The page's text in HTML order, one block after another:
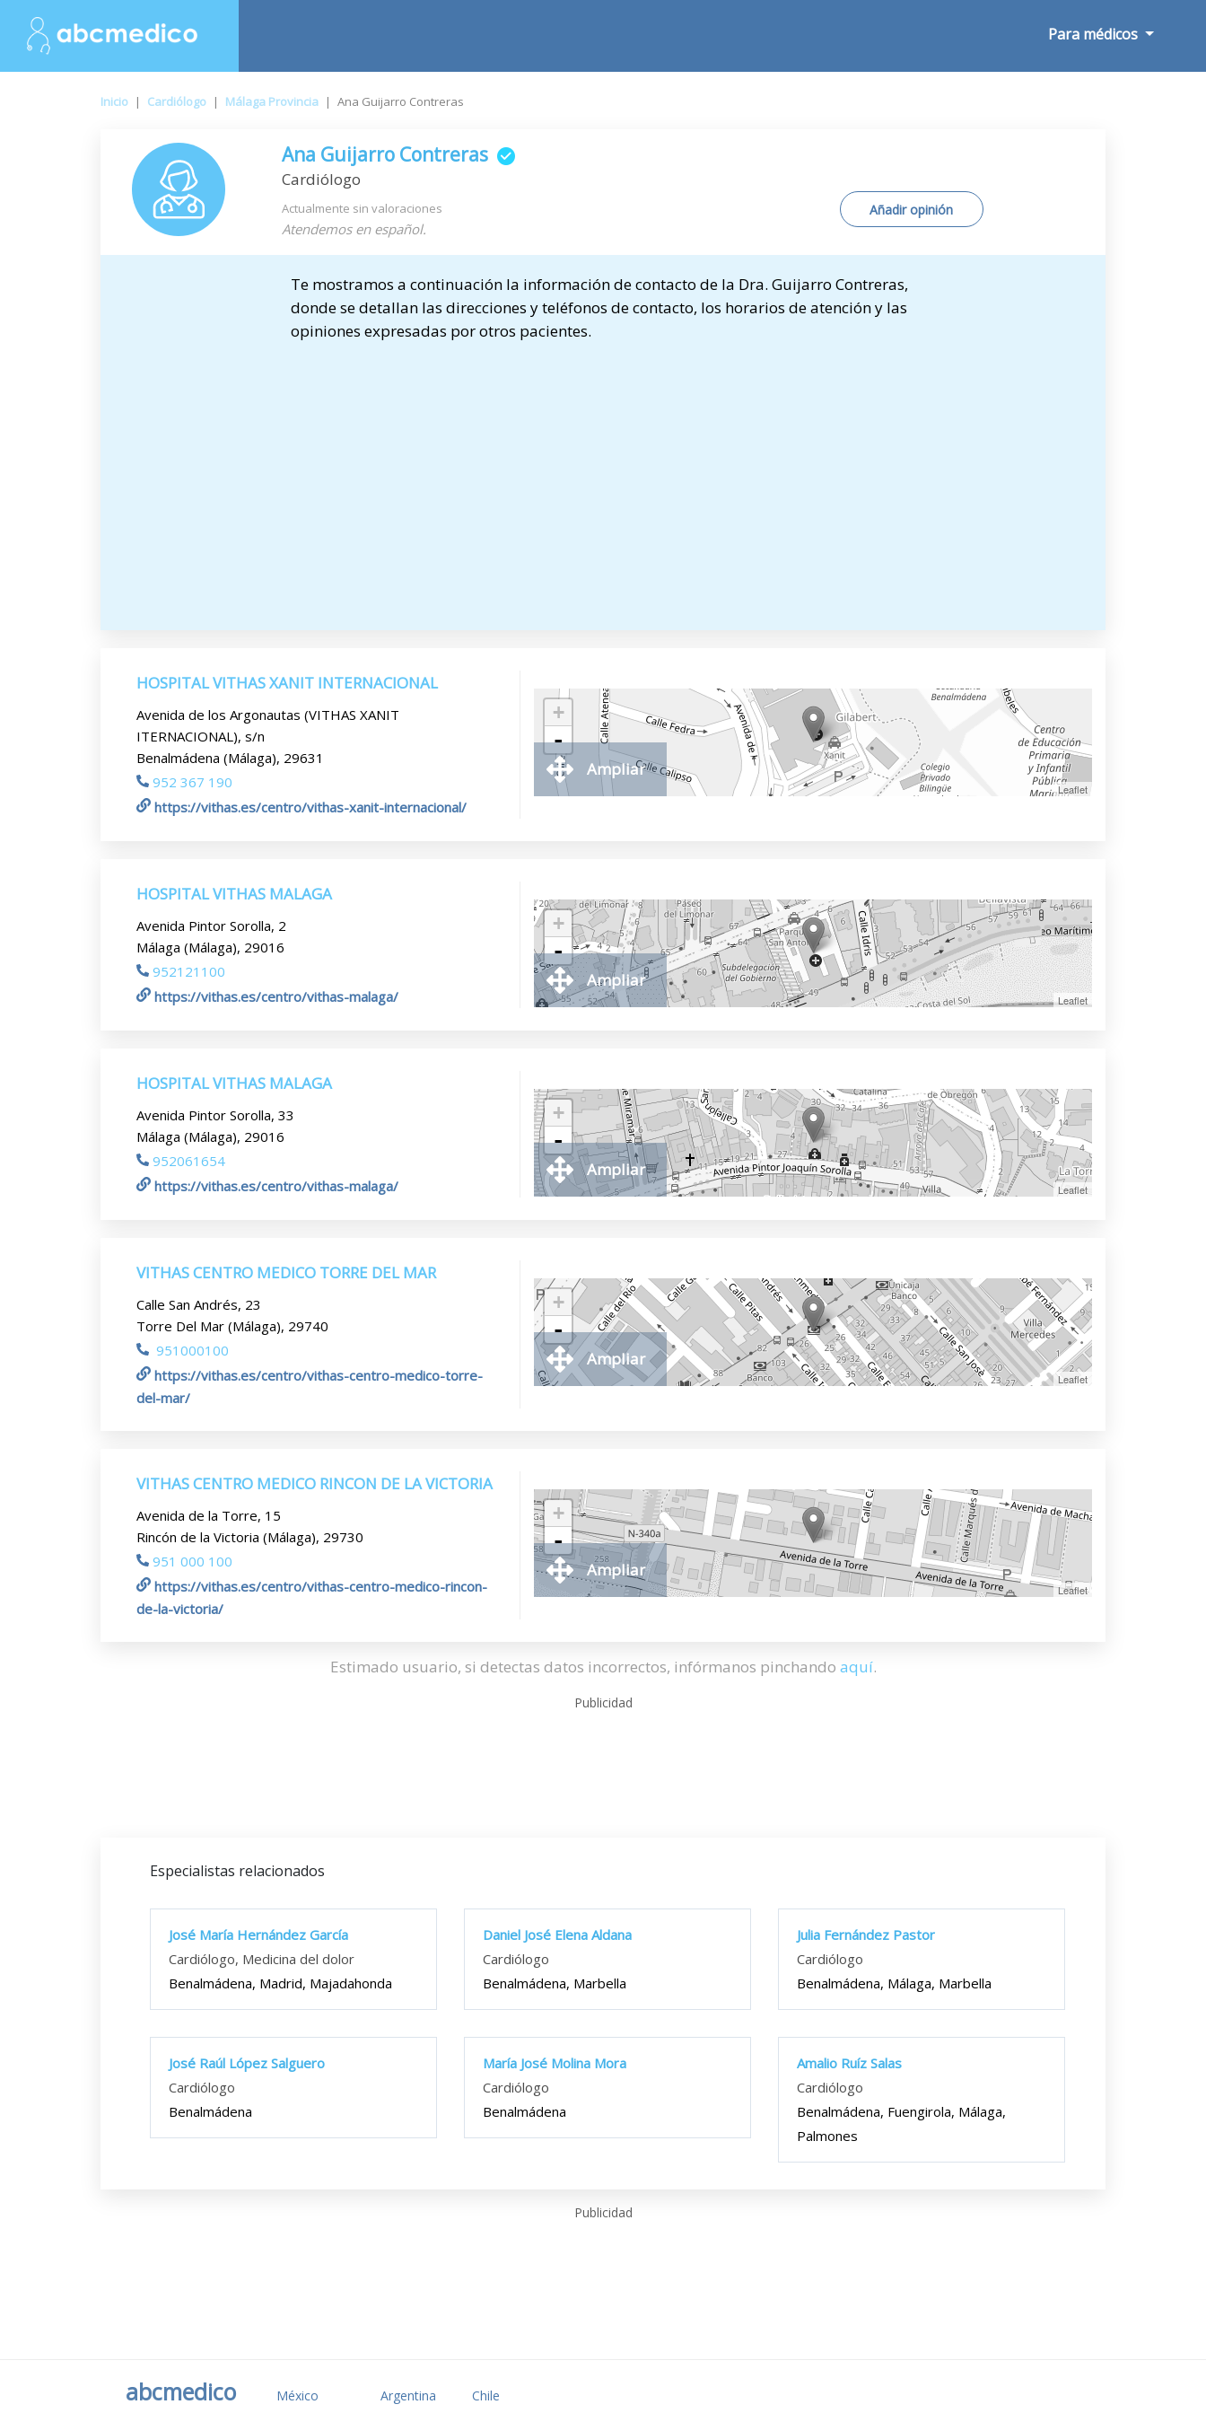
Para médicos
Inicio | Cardiólogo | Málaga Provincia | Ana Guijarro Contreras
Ana Guijarro Contreras
Cardiólogo
Actualmente sin valoraciones
Atendemos en español.
Añadir opinión
Te mostramos a continuación la información de contacto de la Dra. Guijarro Contreras,
donde se detallan las direcciones y teléfonos de contacto, los horarios de atención y las
opiniones expresadas por otros pacientes.
HOSPITAL VITHAS XANIT INTERNACIONAL
Avenida de los Argonautas (VITHAS XANIT
ITERNACIONAL), s/n
Benalmádena (Málaga), 29631
952 367 190
https://vithas.es/centro/vithas-xanit-internacional/
+
-
Leaflet
Ampliar
HOSPITAL VITHAS MALAGA
Avenida Pintor Sorolla, 2
Málaga (Málaga), 29016
952121100
https://vithas.es/centro/vithas-malaga/
+
-
Leaflet
Ampliar
HOSPITAL VITHAS MALAGA
Avenida Pintor Sorolla, 33
Málaga (Málaga), 29016
952061654
https://vithas.es/centro/vithas-malaga/
+
-
Leaflet
Ampliar
VITHAS CENTRO MEDICO TORRE DEL MAR
Calle San Andrés, 23
Torre Del Mar (Málaga), 29740
951000100
https://vithas.es/centro/vithas-centro-medico-torre-
del-mar/
+
-
Leaflet
Ampliar
VITHAS CENTRO MEDICO RINCON DE LA VICTORIA
Avenida de la Torre, 15
Rincón de la Victoria (Málaga), 29730
951 000 100
https://vithas.es/centro/vithas-centro-medico-rincon-
de-la-victoria/
+
-
Leaflet
Ampliar
Estimado usuario, si detectas datos incorrectos, infórmanos pinchando aquí.
Publicidad
Especialistas relacionados
José María Hernández García
Cardiólogo, Medicina del dolor
Benalmádena, Madrid, Majadahonda
Daniel José Elena Aldana
Cardiólogo
Benalmádena, Marbella
Julia Fernández Pastor
Cardiólogo
Benalmádena, Málaga, Marbella
José Raúl López Salguero
Cardiólogo
Benalmádena
María José Molina Mora
Cardiólogo
Benalmádena
Amalio Ruíz Salas
Cardiólogo
Benalmádena, Fuengirola, Málaga,
Palmones
Publicidad
abcmedico México Argentina Chile